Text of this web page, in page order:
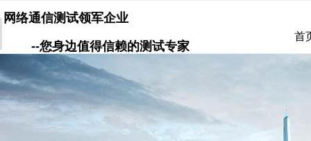
首
网络通信测试领军企业
--您身边值得信赖的测试专家